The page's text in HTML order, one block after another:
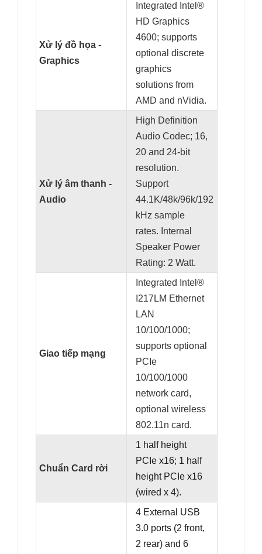
Xử lý đồ họa -
Graphics
Integrated Intel®
HD Graphics
4600; supports
optional discrete
graphics
solutions from
AMD and nVidia.
Xử lý âm thanh -
Audio
High Definition
Audio Codec; 16,
20 and 24-bit
resolution.
Support
44.1K/48k/96k/192
kHz sample
rates. Internal
Speaker Power
Rating: 2 Watt.
Giao tiếp mạng
Integrated Intel®
I217LM Ethernet
LAN
10/100/1000;
supports optional
PCIe
10/100/1000
network card,
optional wireless
802.11n card.
Chuẩn Card rời
1 half height
PCIe x16; 1 half
height PCIe x16
(wired x 4).
4 External USB
3.0 ports (2 front,
2 rear) and 6